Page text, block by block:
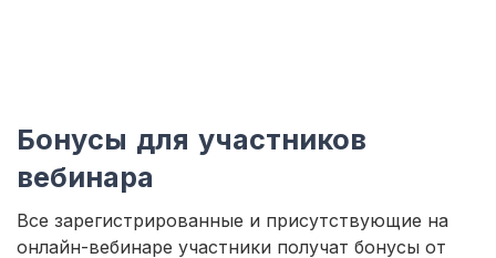
Бонусы для участников
вебинара
Все зарегистрированные и присутствующие на
онлайн-вебинаре участники получат бонусы от